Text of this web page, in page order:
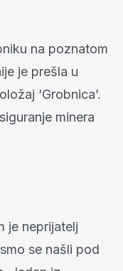
na poznatom
je prešla u
‘Grobnica’.
minera
je neprijatelj
se našli pod